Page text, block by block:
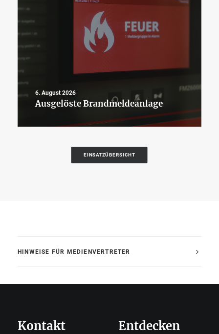
6. August 2026
Ausgelöste Brandmeldeanlage
EINSATZÜBERSICHT
HINWEISE FÜR MEDIENVERTRETER
Kontakt Entdecken